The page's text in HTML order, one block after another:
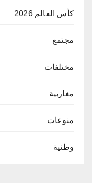
كأس العالم 2026
مجتمع
مختلفات
مغاربية
منوعات
وطنية